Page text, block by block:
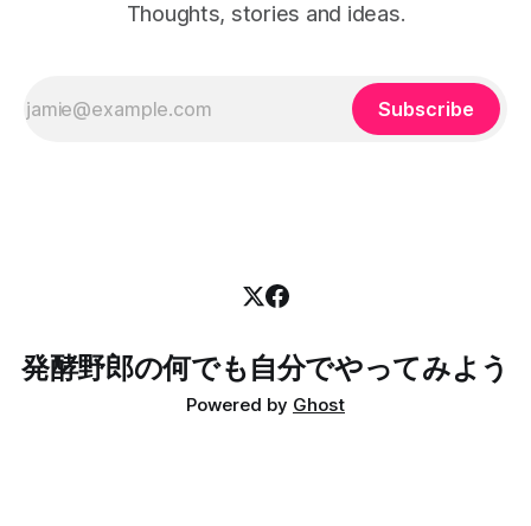
用枠で練習もできるよって聞いて、10月からは毎月一度三時
Thoughts, stories and ideas.
Subscribe
発酵野郎の何でも自分でやってみよう
Powered by Ghost